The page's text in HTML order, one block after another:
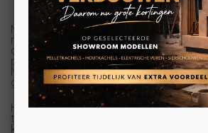
Met de e-MatriX Mood 800/500 ST
mooie elektrische haard toegevoegd
assortiment. Met deze haard geniet
prachtig hoogwaardig haardvuur. De
Mood 800/500 ST is in te bouwen
gas- en houthaarden niet altijd
Het vlammenspel is te danken aan
technologie. Dit is een samenspel van
koudwaternevel en speciale Led-